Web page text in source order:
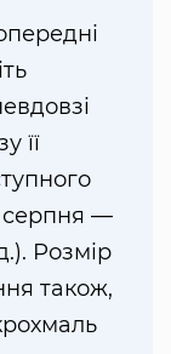
її
серпня —
Розмір
також,